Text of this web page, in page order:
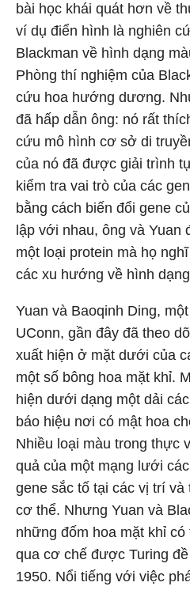
bài học khái quát hơn về
ví dụ điển hình là nghiên
Blackman về hình dạng
Phòng thí nghiệm của
cứu hoa hướng dương.
đã hấp dẫn ông: nó rất
cứu mô hình cơ sở di
của nó đã được giải trình
kiểm tra vai trò của các
bằng cách biến đổi gene
lập với nhau, ông và Yuan
một loại protein mà họ
các xu hướng về hình
Yuan và Baoqinh Ding,
UConn, gần đây đã theo
xuất hiện ở mặt dưới của
một số bông hoa mặt khỉ.
hiện dưới dạng một dải
báo hiệu nơi có mật hoa
Nhiều loại màu trong thực
quả của một mạng lưới
gene sắc tố tại các vị trí
cơ thể. Nhưng Yuan và
những đốm hoa mặt khỉ
qua cơ chế được Turing
1950. Nổi tiếng với việc